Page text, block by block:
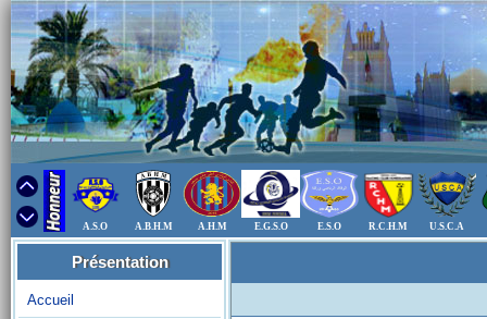
A.S.O A.B.H.M A.H.M E.G.S.O E.S.O R.C.H.M U.S.C.A
Présentation
Accueil